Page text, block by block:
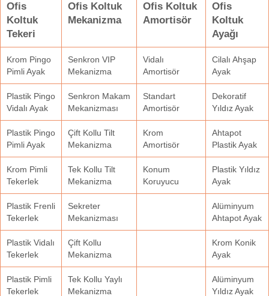
Ofis
Koltuk
Tekeri
Ofis Koltuk
Mekanizma
Ofis Koltuk
Amortisör
Ofis
Koltuk
Ayağı
Krom Pingo
Pimli Ayak
Senkron VIP
Mekanizma
Vidalı
Amortisör
Cilalı Ahşap
Ayak
Plastik Pingo
Vidalı Ayak
Senkron Makam
Mekanizması
Standart
Amortisör
Dekoratif
Yıldız Ayak
Plastik Pingo
Pimli Ayak
Çift Kollu Tilt
Mekanizma
Krom
Amortisör
Ahtapot
Plastik Ayak
Krom Pimli
Tekerlek
Tek Kollu Tilt
Mekanizma
Konum
Koruyucu
Plastik Yıldız
Ayak
Plastik Frenli
Tekerlek
Sekreter
Mekanizması
Alüminyum
Ahtapot Ayak
Plastik Vidalı
Tekerlek
Çift Kollu
Mekanizma
Krom Konik
Ayak
Plastik Pimli
Tekerlek
Tek Kollu Yaylı
Mekanizma
Alüminyum
Yıldız Ayak